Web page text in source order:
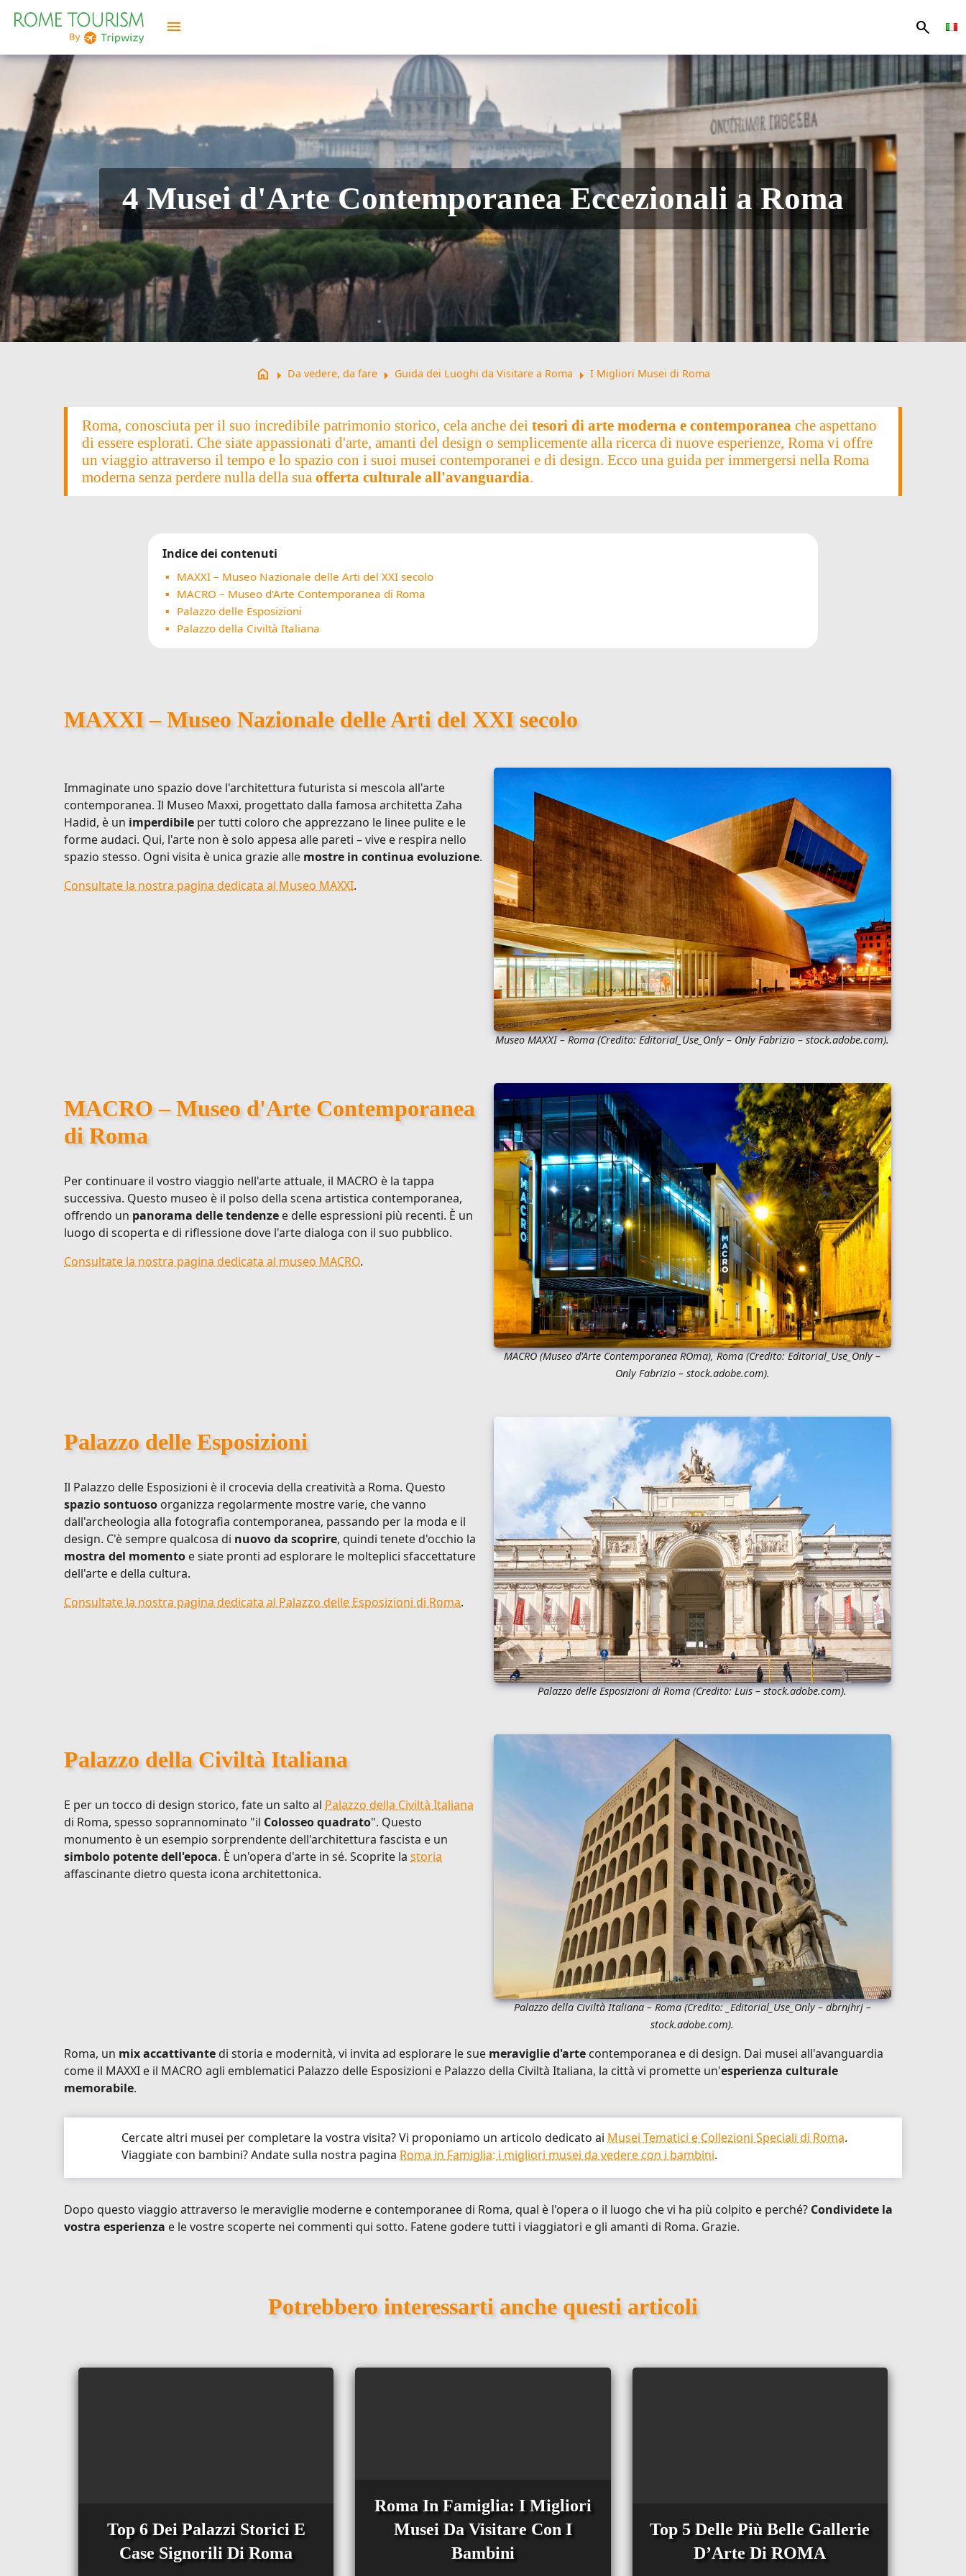
menu
Scoprire Roma
Informazioni pratiche
Cosa vedere, cosa fare
Itinerari consigliati
Divertirsi
Giubileo 2025
search
4 Musei d'Arte Contemporanea Eccezionali a Roma
home arrow_right Da vedere, da fare arrow_right Guida dei Luoghi da Visitare a Roma arrow_right I Migliori Musei di Roma
Roma, conosciuta per il suo incredibile patrimonio storico, cela anche deitesori di arte moderna e contemporanea che aspettano
di essere esplorati. Che siate appassionati d'arte, amanti del design o semplicemente alla ricerca di nuove esperienze, Roma vi offre
un viaggio attraverso il tempo e lo spazio con i suoi musei contemporanei e di design. Ecco una guida per immergersi nella Roma
moderna senza perdere nulla della suaofferta culturale all'avanguardia.
Indice dei contenuti
MAXXI – Museo Nazionale delle Arti del XXI secolo
MACRO – Museo d'Arte Contemporanea di Roma
Palazzo delle Esposizioni
Palazzo della Civiltà Italiana
MAXXI – Museo Nazionale delle Arti del XXI secolo
Immaginate uno spazio dove l'architettura futurista si mescola all'arte
contemporanea. Il Museo Maxxi, progettato dalla famosa architetta Zaha
Hadid, è un imperdibile per tutti coloro che apprezzano le linee pulite e le
forme audaci. Qui, l'arte non è solo appesa alle pareti – vive e respira nello
spazio stesso. Ogni visita è unica grazie alle mostre in continua evoluzione.
Consultate la nostra pagina dedicata al Museo MAXXI.
Museo MAXXI – Roma(Credito:Editorial_Use_Only – Only Fabrizio– stock.adobe.com).
MACRO – Museo d'Arte Contemporanea
di Roma
Per continuare il vostro viaggio nell'arte attuale, il MACRO è la tappa
successiva. Questo museo è il polso della scena artistica contemporanea,
offrendo un panorama delle tendenze e delle espressioni più recenti. È un
luogo di scoperta e di riflessione dove l'arte dialoga con il suo pubblico.
Consultate la nostra pagina dedicata al museo MACRO.
MACRO (Museo d'Arte Contemporanea ROma), Roma(Credito:Editorial_Use_Only –
Only Fabrizio– stock.adobe.com).
Palazzo delle Esposizioni
Il Palazzo delle Esposizioni è il crocevia della creatività a Roma. Questo
spazio sontuoso organizza regolarmente mostre varie, che vanno
dall'archeologia alla fotografia contemporanea, passando per la moda e il
design. C'è sempre qualcosa di nuovo da scoprire, quindi tenete d'occhio la
mostra del momento e siate pronti ad esplorare le molteplici sfaccettature
dell'arte e della cultura.
Consultate la nostra pagina dedicata al Palazzo delle Esposizioni di Roma.
Palazzo delle Esposizioni di Roma(Credito:Luis– stock.adobe.com).
Palazzo della Civiltà Italiana
E per un tocco di design storico, fate un salto al Palazzo della Civiltà Italiana
di Roma, spesso soprannominato "il Colosseo quadrato". Questo
monumento è un esempio sorprendente dell'architettura fascista e un
simbolo potente dell'epoca. È un'opera d'arte in sé. Scoprite lastoria
affascinante dietro questa icona architettonica.
Palazzo della Civiltà Italiana – Roma(Credito:_Editorial_Use_Only – dbrnjhrj–
stock.adobe.com).
Roma, un mix accattivante di storia e modernità, vi invita ad esplorare le sue meraviglie d'arte contemporanea e di design. Dai musei all'avanguardia
come il MAXXI e il MACRO agli emblematici Palazzo delle Esposizioni e Palazzo della Civiltà Italiana, la città vi promette un'esperienza culturale
memorabile.
Cercate altri musei per completare la vostra visita? Vi proponiamo un articolo dedicato ai Musei Tematici e Collezioni Speciali di Roma.
Viaggiate con bambini? Andate sulla nostra pagina Roma in Famiglia: i migliori musei da vedere con i bambini.
Dopo questo viaggio attraverso le meraviglie moderne e contemporanee di Roma, qual è l'opera o il luogo che vi ha più colpito e perché? Condividete la
vostra esperienza e le vostre scoperte nei commenti qui sotto. Fatene godere tutti i viaggiatori e gli amanti di Roma. Grazie.
Potrebbero interessarti anche questi articoli
Top 6 Dei Palazzi Storici E
Case Signorili Di Roma
Roma In Famiglia: I Migliori
Musei Da Visitare Con I
Bambini
Top 5 Delle Più Belle Gallerie
D’Arte Di ROMA